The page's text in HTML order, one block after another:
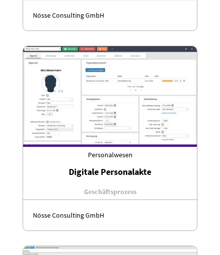
Nösse Consulting GmbH
Personalwesen
Digitale Personalakte
Geschäftsprozess
Nösse Consulting GmbH